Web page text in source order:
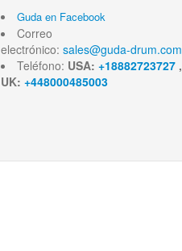
Guda en Facebook
Correo
electrónico: sales@guda-drum.com
Teléfono: USA: +18882723727 ,
UK: +448000485003